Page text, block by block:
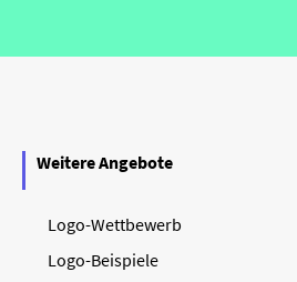
Weitere Angebote
Logo-Wettbewerb
Logo-Beispiele